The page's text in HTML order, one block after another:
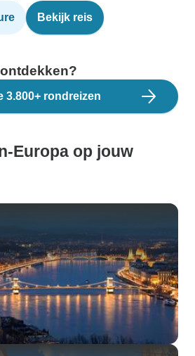
Bekijk reis
3.800+ rondreizen
Europa op jouw